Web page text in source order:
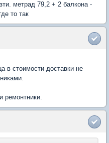
метрад 79,2 + 2 балкона -
то так
в стоимости доставки не
ремонтники.